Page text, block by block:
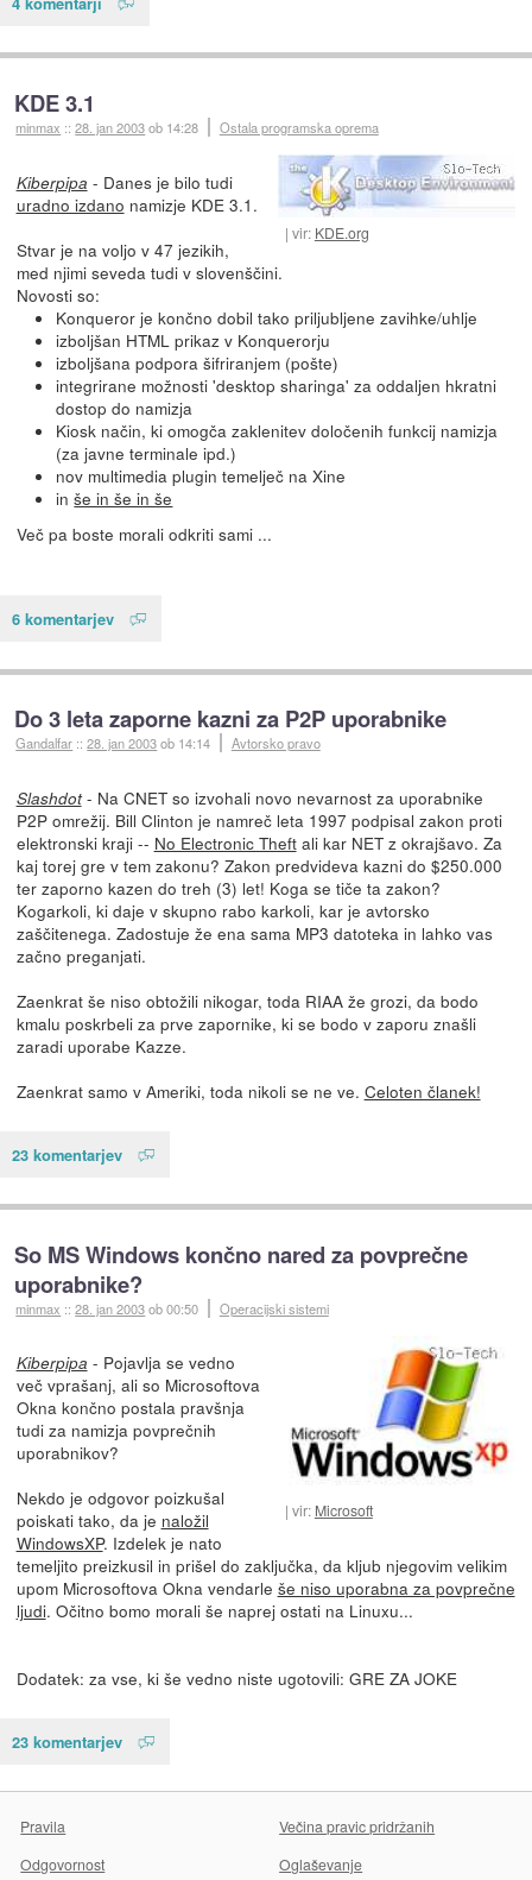
KDE 3.1
minmax ::28. jan 2003ob 14:28 Ostala programska oprema
vir: KDE.org
Kiberpipa - Danes je bilo tudi
uradno izdano namizje KDE 3.1.
Stvar je na voljo v 47 jezikih,
med njimi seveda tudi v slovenščini.
Novosti so:
Konqueror je končno dobil tako priljubljene zavihke/uhlje
izboljšan HTML prikaz v Konquerorju
izboljšana podpora šifriranjem (pošte)
integrirane možnosti 'desktop sharinga' za oddaljen hkratni
dostop do namizja
Kiosk način, ki omogča zaklenitev določenih funkcij namizja
(za javne terminale ipd.)
nov multimedia plugin temelječ na Xine
inše in še in še
Več pa boste morali odkriti sami ...
6 komentarjev
Do 3 leta zaporne kazni za P2P uporabnike
Gandalfar ::28. jan 2003ob 14:14 Avtorsko pravo
Slashdot- Na CNET so izvohali novo nevarnost za uporabnike
P2P omrežij. Bill Clinton je namreč leta 1997 podpisal zakon proti
elektronski kraji -- No Electronic Theftali kar NET z okrajšavo. Za
kaj torej gre v tem zakonu? Zakon predvideva kazni do $250.000
ter zaporno kazen do treh (3) let! Koga se tiče ta zakon?
Kogarkoli, ki daje v skupno rabo karkoli, kar je avtorsko
zaščitenega. Zadostuje že ena sama MP3 datoteka in lahko vas
začno preganjati.
Zaenkrat še niso obtožili nikogar, toda RIAA že grozi, da bodo
kmalu poskrbeli za prve zapornike, ki se bodo v zaporu znašli
zaradi uporabe Kazze.
Zaenkrat samo v Ameriki, toda nikoli se ne ve. Celoten članek!
23 komentarjev
So MS Windows končno nared za povprečne
uporabnike?
minmax ::28. jan 2003ob 00:50 Operacijski sistemi
vir: Microsoft
Kiberpipa - Pojavlja se vedno
več vprašanj, ali so Microsoftova
Okna končno postala pravšnja
tudi za namizja povprečnih
uporabnikov?
Nekdo je odgovor poizkušal
poiskati tako, da je naložil
WindowsXP. Izdelek je nato
temeljito preizkusil in prišel do zaključka, da kljub njegovim velikim
upom Microsoftova Okna vendarle še niso uporabna za povprečne
ljudi. Očitno bomo morali še naprej ostati na Linuxu...
Dodatek: za vse, ki še vedno niste ugotovili: GRE ZA JOKE
23 komentarjev
Pravila
Večina pravic pridržanih
Odgovornost
Oglaševanje